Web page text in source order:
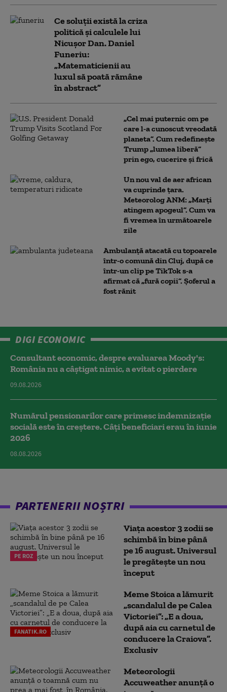
Ce soluții există la criza
politică și calculele lui
Nicușor Dan. Daniel
Funeriu:
„Matematicienii au
luxul să poată rămâne
în abstract”
„Cel mai puternic om pe
care l-a cunoscut vreodată
planeta”. Cum redefinește
Trump „lumea liberă”
prin ego, cucerire și frică
Un nou val de aer african
va cuprinde țara.
Meteorolog ANM: „Marți
atingem apogeul”. Cum va
fi vremea în următoarele
zile
Ambulanţă atacată cu topoarele
într-o comună din Cluj, după ce
într-un clip pe TikTok s-a
afirmat că „fură copii”. Șoferul a
fost rănit
DIGI ECONOMIC
Consultant economic, despre evaluarea Moody's:
România nu a câştigat nimic, a evitat o pierdere
09.08.2026
Numărul pensionarilor care primesc indemnizaţie
socială este în creștere. Câți beneficiari erau în iunie
2026
08.08.2026
PARTENERII NOȘTRI
PE ROZ
Viața acestor 3 zodii se
schimbă în bine până
pe 16 august. Universul
le pregătește un nou
început
FANATIK.RO
Meme Stoica a lămurit
„scandalul de pe Calea
Victoriei”: „E a doua,
după aia cu carnetul de
conducere la Craiova”.
Exclusiv
Meteorologii
Accuweather anunță o